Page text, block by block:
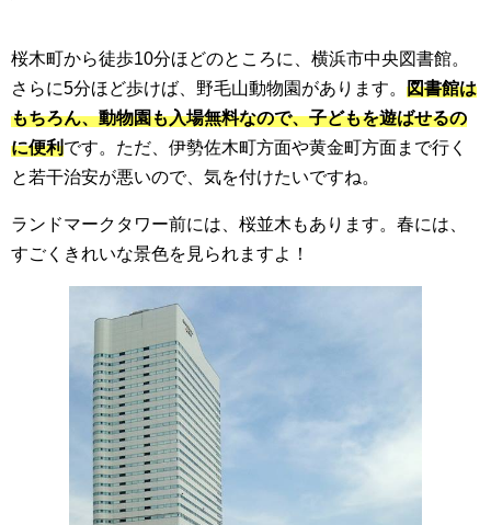
桜木町から徒歩10分ほどのところに、横浜市中央図書館。
さらに5分ほど歩けば、野毛山動物園があります。 図書館は
もちろん、動物園も入場無料なので、子どもを遊ばせるの
に便利です。ただ、伊勢佐木町方面や黄金町方面まで行く
と若干治安が悪いので、気を付けたいですね。
ランドマークタワー前には、桜並木もあります。春には、
すごくきれいな景色を見られますよ！